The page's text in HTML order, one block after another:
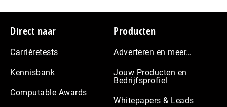
Footer
Direct naar
Carrièretests
Kennisbank
Computable Awards
Producten
Adverteren en meer…
Jouw Producten en
Bedrijfsprofiel
Whitepapers & Leads